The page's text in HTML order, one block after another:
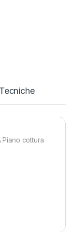
Piano cottura